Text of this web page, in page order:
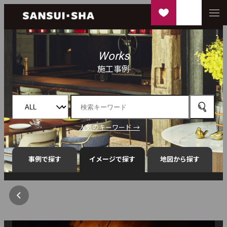
Works
施工事例
人気のキーワード →
事例で探す イメージで探す 地図から探す